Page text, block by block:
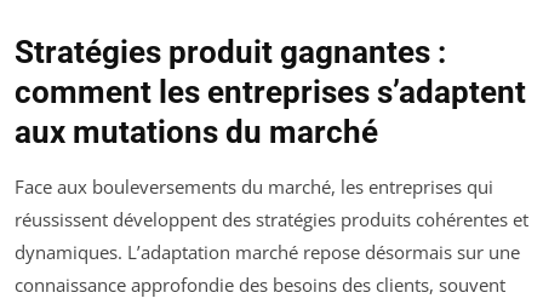
Stratégies produit gagnantes :
comment les entreprises s’adaptent
aux mutations du marché
Face aux bouleversements du marché, les entreprises qui
réussissent développent des stratégies produits cohérentes et
dynamiques. L’adaptation marché repose désormais sur une
connaissance approfondie des besoins des clients, souvent